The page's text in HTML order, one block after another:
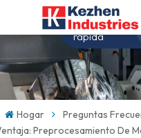
Obtenga una
rápida
Hogar
Preguntas
Preprocesamiento De